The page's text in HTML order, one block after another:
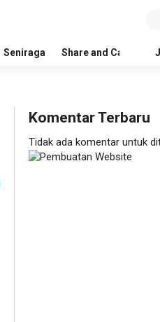
Seniraga Share and Care
Komentar Terbaru
Tidak ada komentar untuk